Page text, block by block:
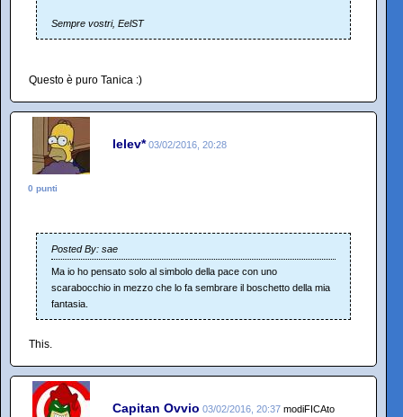
Sempre vostri, EelST
Questo è puro Tanica :)
lelev* 03/02/2016, 20:28
0 punti
Posted By: sae
Ma io ho pensato solo al simbolo della pace con uno
scarabocchio in mezzo che lo fa sembrare il boschetto della mia
fantasia.
This.
Capitan Ovvio 03/02/2016, 20:37 modiFICAto